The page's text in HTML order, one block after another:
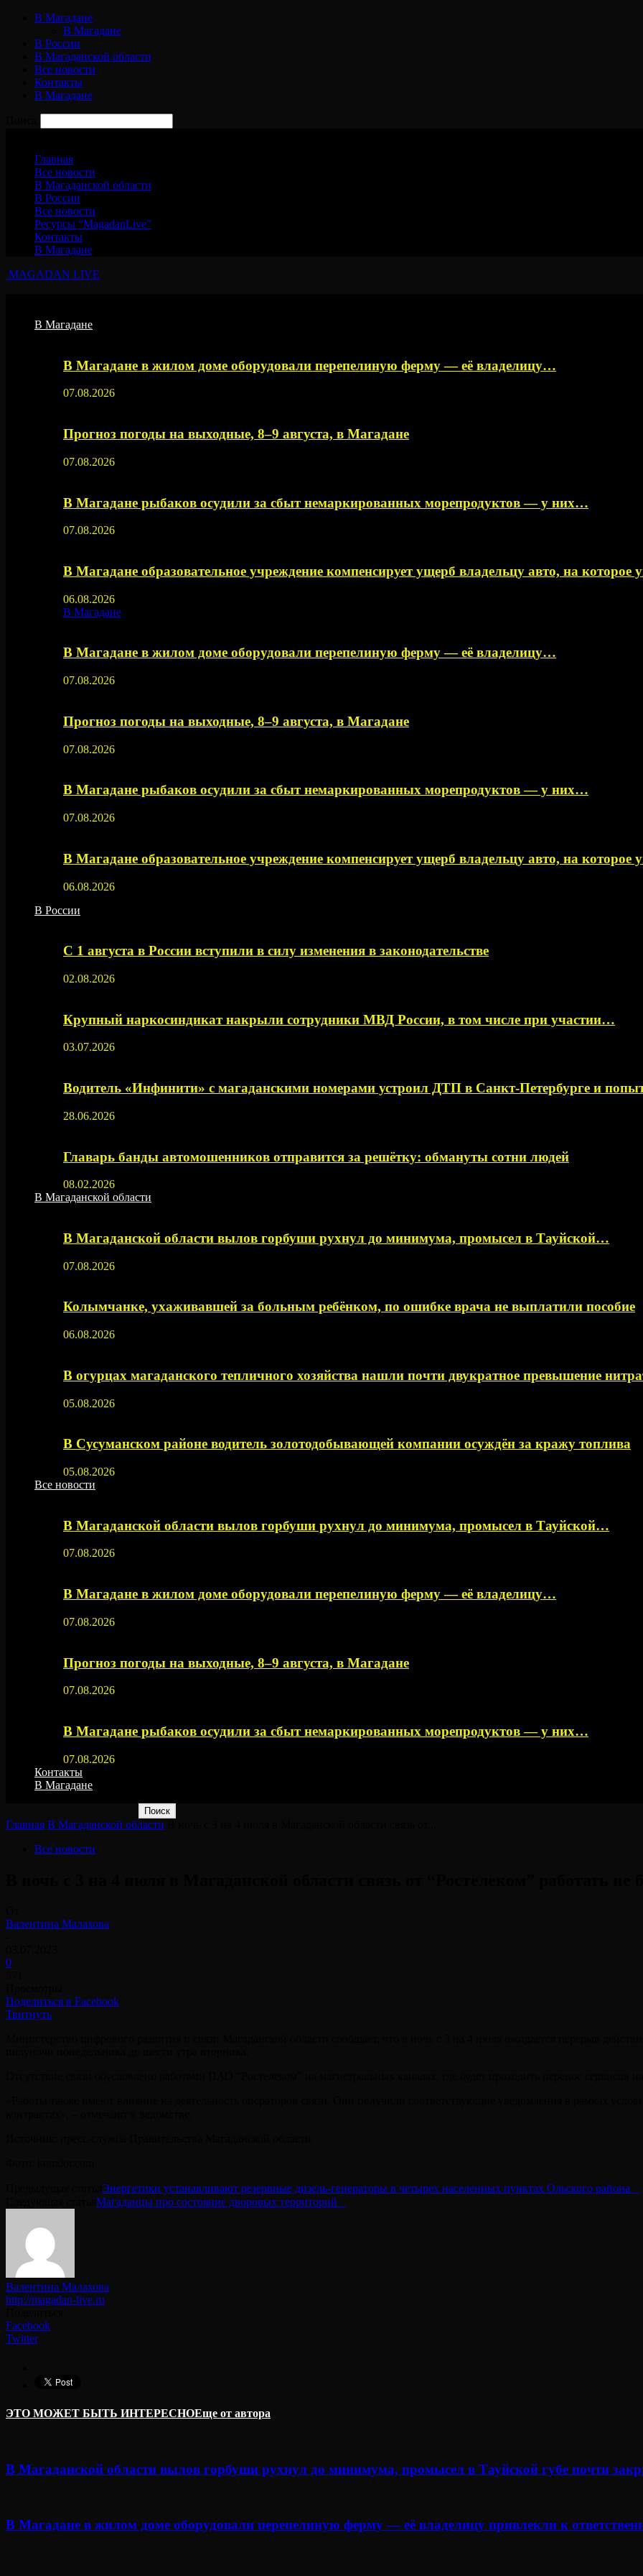
В Магадане
В Магадане
В России
В Магаданской области
Все новости
Контакты
В Магадане
Главная
Все новости
В Магаданской области
В России
Все новости
Ресурсы “MagadanLive”
Контакты
В Магадане
MAGADAN LIVE
В Магадане
В Магадане в жилом доме оборудовали перепелиную ферму — её владелицу…
07.08.2026
Прогноз погоды на выходные, 8–9 августа, в Магадане
07.08.2026
В Магадане рыбаков осудили за сбыт немаркированных морепродуктов — у них…
07.08.2026
В Магадане образовательное учреждение компенсирует ущерб владельцу авто, на которое
06.08.2026
В Магадане
В Магадане в жилом доме оборудовали перепелиную ферму — её владелицу…
07.08.2026
Прогноз погоды на выходные, 8–9 августа, в Магадане
07.08.2026
В Магадане рыбаков осудили за сбыт немаркированных морепродуктов — у них…
07.08.2026
В Магадане образовательное учреждение компенсирует ущерб владельцу авто, на которое
06.08.2026
В России
С 1 августа в России вступили в силу изменения в законодательстве
02.08.2026
Крупный наркосиндикат накрыли сотрудники МВД России, в том числе при участии…
03.07.2026
Водитель «Инфинити» с магаданскими номерами устроил ДТП в Санкт-Петербурге и
28.06.2026
Главарь банды автомошенников отправится за решётку: обмануты сотни людей
08.02.2026
В Магаданской области
В Магаданской области вылов горбуши рухнул до минимума, промысел в Тауйской…
07.08.2026
Колымчанке, ухаживавшей за больным ребёнком, по ошибке врача не выплатили пособие
06.08.2026
В огурцах магаданского тепличного хозяйства нашли почти двукратное превышение
05.08.2026
В Сусуманском районе водитель золотодобывающей компании осуждён за кражу топлива
05.08.2026
Все новости
В Магаданской области вылов горбуши рухнул до минимума, промысел в Тауйской…
07.08.2026
В Магадане в жилом доме оборудовали перепелиную ферму — её владелицу…
07.08.2026
Прогноз погоды на выходные, 8–9 августа, в Магадане
07.08.2026
В Магадане рыбаков осудили за сбыт немаркированных морепродуктов — у них…
07.08.2026
Контакты
В Магадане
Главная В Магаданской области
Все новости
Валентина Малахова
0
Поделиться в Facebook
Твитнуть
Энергетики устанавливают резервные дизель-генераторы в четырех населенных пунктах Ольского района⠀
Магаданцы про состояние дворовых территорий⠀
Валентина Малахова
http://magadan-live.ru
Facebook
Twitter
ЭТО МОЖЕТ БЫТЬ ИНТЕРЕСНОЕще от автора
В Магаданской области вылов горбуши рухнул до минимума, промысел в Тауйской губе почти
В Магадане в жилом доме оборудовали перепелиную ферму — её владелицу привлекли к